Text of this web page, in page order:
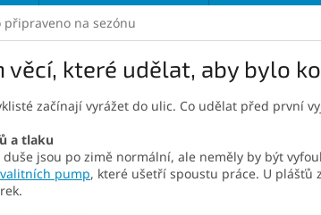
na sezónu
věcí, které udělat, aby bylo
začínají vyrážet do ulic. Co udělat před první
a tlaku
jsou po zimě normální, ale neměly by být
pump, které ušetří spoustu práce. U plášťů